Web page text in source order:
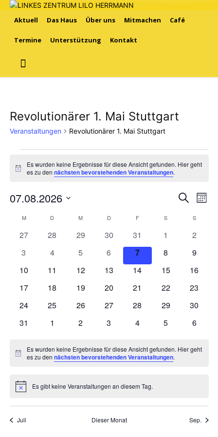
Aktuell Das Haus Über uns Mitmachen Café
Termine Unterstützung Kontakt
Revolutionärer 1. Mai Stuttgart
Veranstaltungen Revolutionärer 1. Mai Stuttgart
Veranstaltungen
Hinweis
Es wurden keine Ergebnisse für diese Ansicht gefunden. Hier geht
es zu dennächsten bevorstehenden Veranstaltungen.
Suche
und
Suche
07.08.2026
wählen.
Kalender
von
Veranstaltungen
MMONTAG D DIENSTAGM MITTWOCH
DDONNERSTAG
FFREITAG S SAMSTAGS
0
27
0
28
0
Veranstaltungen
29
0
Veranstaltungen
30
0
Veranstaltungen
31
0
1
0
2
0
3
0
4
0
Veranstaltungen
5
0
Veranstaltungen
6
0
Veranstaltungen
7
0
8
0
9
0
10
0
11
0
12
0
13
0
14
0
15
0
16
0
17
0
18
0
19
0
20
0
21
0
22
0
23
0
24
0
25
0
26
0
27
0
28
0
29
0
30
0
31
0
1
0
2
0
3
0
4
0
5
0
6
Hinweis
Es wurden keine Ergebnisse für diese Ansicht gefunden. Hier geht
es zu dennächsten bevorstehenden Veranstaltungen.
HinweisEs gibt keine Veranstaltungen an diesem Tag.
Juli Dieser Monat Sep.